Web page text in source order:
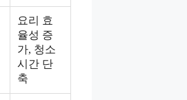
요리 효
율성 증
가, 청소
시간 단
축